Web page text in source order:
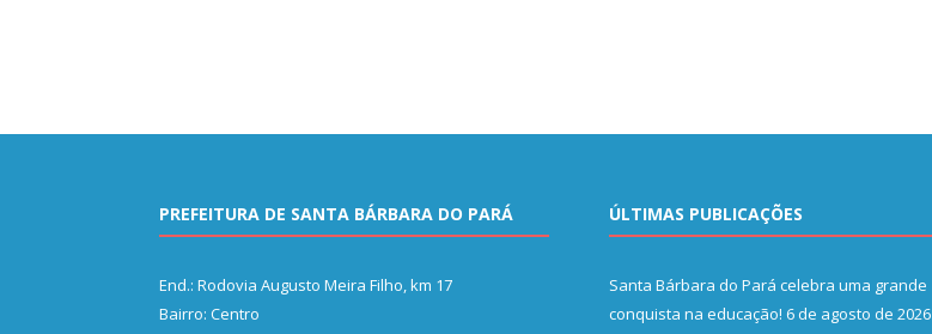
PREFEITURA DE SANTA BÁRBARA DO PARÁ
End.: Rodovia Augusto Meira Filho, km 17
Bairro: Centro
ÚLTIMAS PUBLICAÇÕES
Santa Bárbara do Pará celebra uma grande
conquista na educação! 6 de agosto de 2026